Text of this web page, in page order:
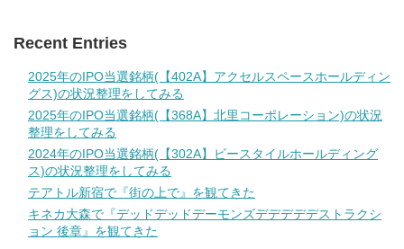
Recent Entries
2025年のIPO当選銘柄(【402A】アクセルスペースホールディン
グス)の状況整理をしてみる
2025年のIPO当選銘柄(【368A】北里コーポレーション)の状況
整理をしてみる
2024年のIPO当選銘柄(【302A】ビースタイルホールディング
ス)の状況整理をしてみる
テアトル新宿で『街の上で』を観てきた
キネカ大森で『デッドデッドデーモンズデデデデデストラクシ
ョン 後章』を観てきた